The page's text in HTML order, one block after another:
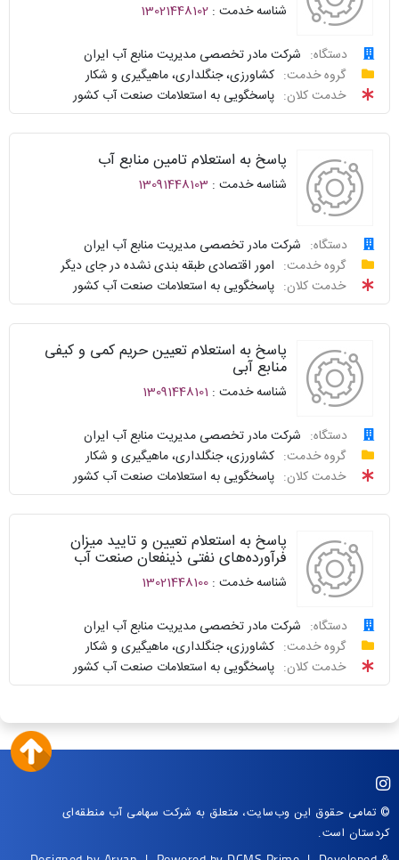
سوالات
سامانه
خدمات
دولت
توافقنامه
نظرسنجی
سامانه
خدمات
دولت
شناسه خدمت : 13021448102
دستگاه:
شرکت مادر تخصصی مدیریت منابع آب ایران
گروه خدمت:
کشاورزی، جنگلداری، ماهیگیری و شکار
خدمت کلان:
پاسخگویی به استعلامات صنعت آب کشور
درخواست
پیگیری
واحد
پاسخگو
توافقنامه
نظرسنجی
سوالات
سامانه
خدمات
دولت
پاسخ به استعلام تامین منابع آب
شناسه خدمت : 13091448103
دستگاه:
شرکت مادر تخصصی مدیریت منابع آب ایران
گروه خدمت:
امور اقتصادی طبقه بندی نشده در جای دیگر
خدمت کلان:
پاسخگویی به استعلامات صنعت آب کشور
درخواست
پیگیری
واحد
پاسخگو
توافقنامه
نظرسنجی
سوالات
سامانه
خدمات
دولت
پاسخ به استعلام تعیین حریم کمی و کیفی
منابع آبی
شناسه خدمت : 13091448101
دستگاه:
شرکت مادر تخصصی مدیریت منابع آب ایران
گروه خدمت:
کشاورزی، جنگلداری، ماهیگیری و شکار
خدمت کلان:
پاسخگویی به استعلامات صنعت آب کشور
درخواست
پیگیری
واحد
پاسخگو
توافقنامه
پاسخ به استعلام تعیین و تایید میزان
فرآورده‌های نفتی ذینفعان صنعت آب
شناسه خدمت : 13021448100
دستگاه:
شرکت مادر تخصصی مدیریت منابع آب ایران
گروه خدمت:
کشاورزی، جنگلداری، ماهیگیری و شکار
خدمت کلان:
پاسخگویی به استعلامات صنعت آب کشور
درخواست
پیگیری
واحد
پاسخگو
ارائه
© تمامی حقوق این وب‌سایت، متعلق به شرکت سهامی آب منطقه‌ای
کردستان است.